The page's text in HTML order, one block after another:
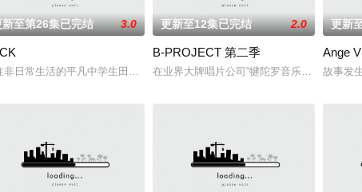
名门女校就读，在去学校的途中，她看到了一位伫立在鸽群中的少女。原来
至第26集已完结 3.0
非日常生活的平凡中学生田中幸雄，某日救了一只偶然遇上的名叫“BECK”的
更新至12集已完结 2.0
B-PROJECT 第二季
在业界大牌唱片公司“犍陀罗音乐”，以
更新
Ange
故事发